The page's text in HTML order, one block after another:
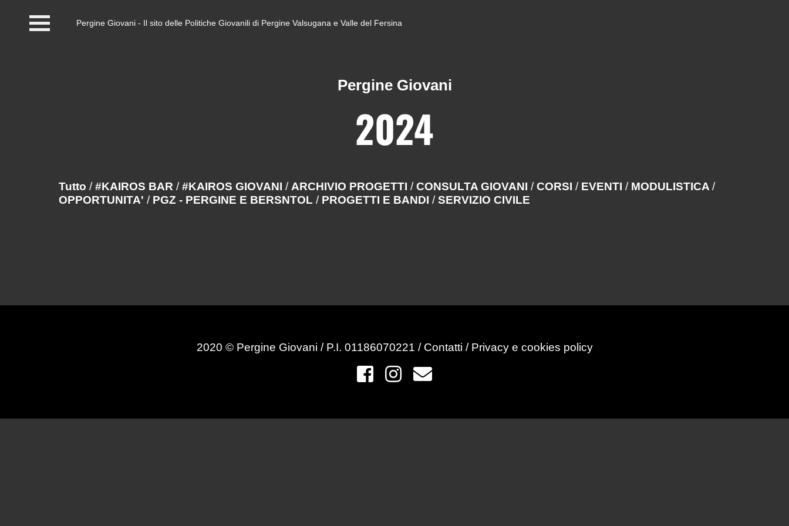
Eventi e News
Contatti
Pergine Giovani - Il sito delle Politiche Giovanili di Pergine Valsugana e Valle del Fersina
Pergine Giovani
2024
Tutto /#KAIROS BAR /#KAIROS GIOVANI / ARCHIVIO PROGETTI /CONSULTA GIOVANI /CORSI / EVENTI / MODULISTICA /
OPPORTUNITA' / PGZ - PERGINE E BERSNTOL / PROGETTI E BANDI /SERVIZIO CIVILE
2020 © Pergine Giovani / P.I. 01186070221 / Contatti / Privacy e cookies policy